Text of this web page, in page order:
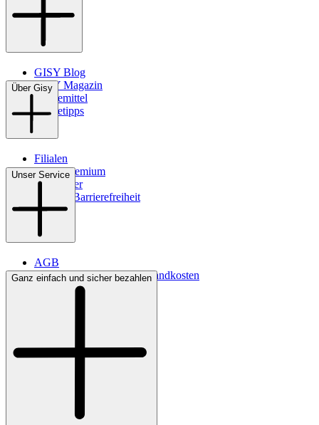
GISY Blog
GISY Magazin
Pflegemittel
Pflegetipps
Über Gisy
Filialen
WMS-Premium
Newsletter
Digitale Barrierefreiheit
Unser Service
AGB
Lieferbedingungen & Versandkosten
Bezahlung
Ganz einfach und sicher bezahlen